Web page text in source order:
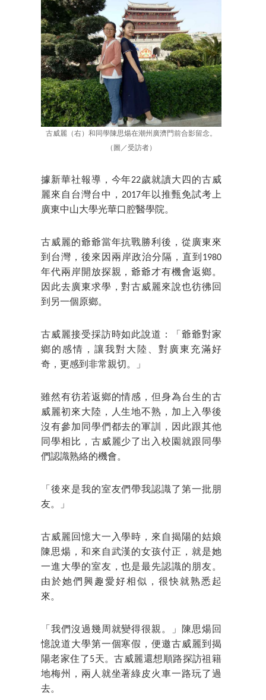
古威麗（右）和同學陳思煬在潮州廣濟門前合影留念。
（圖／受訪者）
據新華社報導，今年22歲就讀大四的古威
麗來自台灣台中，2017年以推甄免試考上
廣東中山大學光華口腔醫學院。
古威麗的爺爺當年抗戰勝利後，從廣東來
到台灣，後來因兩岸政治分隔，直到1980
年代兩岸開放探親，爺爺才有機會返鄉。
因此去廣東求學，對古威麗來說也彷彿回
到另一個原鄉。
古威麗接受採訪時如此說道：「爺爺對家
鄉的感情，讓我對大陸、對廣東充滿好
奇，更感到非常親切。」
雖然有彷若返鄉的情感，但身為台生的古
威麗初來大陸，人生地不熟，加上入學後
沒有參加同學們都去的軍訓，因此跟其他
同學相比，古威麗少了出入校園就跟同學
們認識熟絡的機會。
「後來是我的室友們帶我認識了第一批朋
友。」
古威麗回憶大一入學時，來自揭陽的姑娘
陳思煬，和來自武漢的女孩付正，就是她
一進大學的室友，也是最先認識的朋友。
由於她們興趣愛好相似，很快就熟悉起
來。
「我們沒過幾周就變得很親。」陳思煬回
憶說道大學第一個寒假，便邀古威麗到揭
陽老家住了5天。古威麗還想順路探訪祖籍
地梅州，兩人就坐著綠皮火車一路玩了過
去。